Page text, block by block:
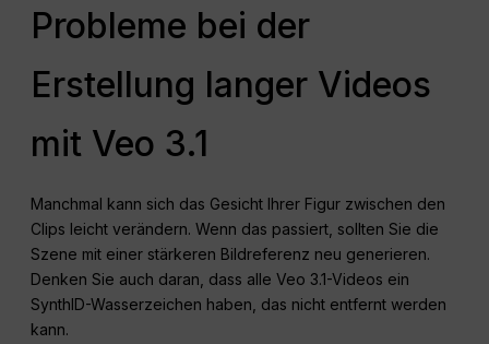
Probleme bei der
Erstellung langer Videos
mit Veo 3.1
Manchmal kann sich das Gesicht Ihrer Figur zwischen den
Clips leicht verändern. Wenn das passiert, sollten Sie die
Szene mit einer stärkeren Bildreferenz neu generieren.
Denken Sie auch daran, dass alle Veo 3.1-Videos ein
SynthID-Wasserzeichen haben, das nicht entfernt werden
kann.